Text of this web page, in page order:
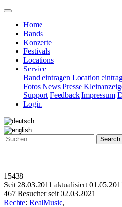
Home
Bands
Konzerte
Festivals
Locations
Service
Band eintragen Location
Fotos News Presse
Support Feedback Impressum
Login
Search
15438
Seit 28.03.2011 aktualisiert 01.05.2011
467 Besucher seit 02.03.2021
Rechte: RealMusic,